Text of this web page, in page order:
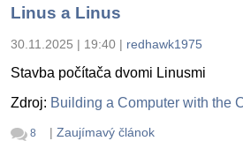
Linus a Linus
30.11.2025 | 19:40 | redhawk1975
Stavba počítača dvomi Linusmi
Zdroj: Building a Computer with the
8 | Zaujímavý článok